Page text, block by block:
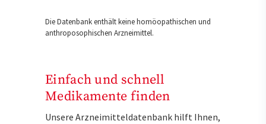
Die Datenbank enthält keine homöopathischen und
anthroposophischen Arzneimittel.
Einfach und schnell
Medikamente finden
Unsere Arzneimitteldatenbank hilft Ihnen,